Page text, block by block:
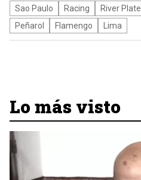
Sao Paulo
Racing River Plate
Peñarol
Flamengo Lima
Lo más visto